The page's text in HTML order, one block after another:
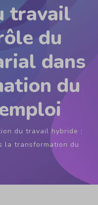
travail
du
dans
du
du travail hybride :
la transformation du